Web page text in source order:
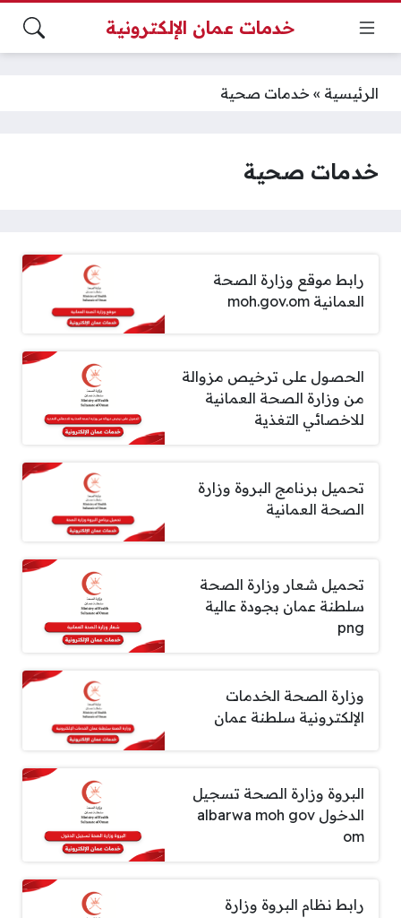
خدمات عمان الإلكترونية
الرئيسية » خدمات صحية
خدمات صحية
رابط موقع وزارة الصحة
العمانية moh.gov.om
الحصول على ترخيص مزوالة
من وزارة الصحة العمانية
للاخصائي التغذية
تحميل برنامج البروة وزارة
الصحة العمانية
تحميل شعار وزارة الصحة
سلطنة عمان بجودة عالية
png
وزارة الصحة الخدمات
الإلكترونية سلطنة عمان
البروة وزارة الصحة تسجيل
الدخول albarwa moh gov
om
رابط نظام البروة وزارة